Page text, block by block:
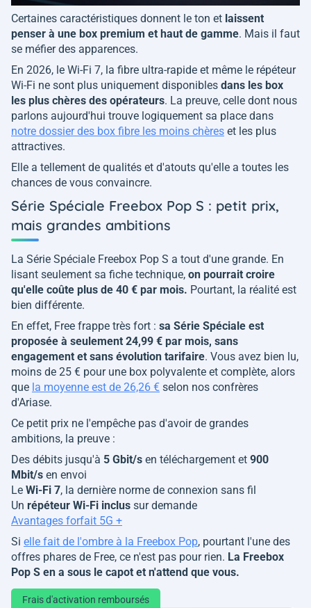
Certaines caractéristiques donnent le ton et laissent
penser à une box premium et haut de gamme. Mais il faut
se méfier des apparences.
En 2026, le Wi-Fi 7, la fibre ultra-rapide et même le répéteur
Wi-Fi ne sont plus uniquement disponibles dans les box
les plus chères des opérateurs. La preuve, celle dont nous
parlons aujourd'hui trouve logiquement sa place dans
notre dossier des box fibre les moins chères et les plus
attractives.
Elle a tellement de qualités et d'atouts qu'elle a toutes les
chances de vous convaincre.
Série Spéciale Freebox Pop S : petit prix,
mais grandes ambitions
La Série Spéciale Freebox Pop S a tout d'une grande. En
lisant seulement sa fiche technique, on pourrait croire
qu'elle coûte plus de 40 € par mois. Pourtant, la réalité est
bien différente.
En effet, Free frappe très fort : sa Série Spéciale est
proposée à seulement 24,99 € par mois, sans
engagement et sans évolution tarifaire. Vous avez bien lu,
moins de 25 € pour une box polyvalente et complète, alors
que la moyenne est de 26,26 € selon nos confrères
d'Ariase.
Ce petit prix ne l'empêche pas d'avoir de grandes
ambitions, la preuve :
Des débits jusqu'à 5 Gbit/s en téléchargement et 900
Mbit/s en envoi
Le Wi-Fi 7, la dernière norme de connexion sans fil
Un répéteur Wi-Fi inclus sur demande
Avantages forfait 5G +
Si elle fait de l'ombre à la Freebox Pop, pourtant l'une des
offres phares de Free, ce n'est pas pour rien. La Freebox
Pop S en a sous le capot et n'attend que vous.
Frais d'activation remboursés